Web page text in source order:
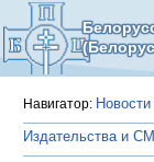
Навигатор: Новости
Издательства и